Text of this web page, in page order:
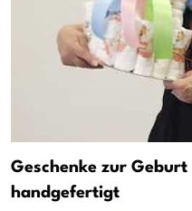
Geschenke zur
handgefertigt